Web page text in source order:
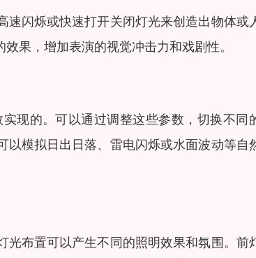
闪烁或快速打开关闭灯光来创造出物体或
果，增加表演的视觉冲击力和戏剧性。
现的。可以通过调整这些参数，切换不同
模拟日出日落、雷电闪烁或水面波动等自
布置可以产生不同的照明效果和氛围。前